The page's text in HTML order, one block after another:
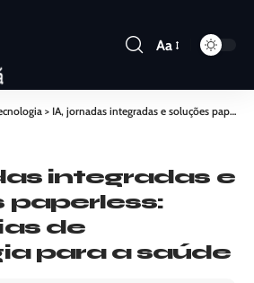
Aa
> IA, jornadas integradas e soluções paperless: tendências de tecnologia para a saúde
integradas e
paperless:
de
para a saúde